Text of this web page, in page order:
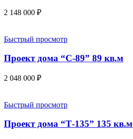
2 148 000 ₽
Быстрый просмотр
Проект дома “С-89” 89 кв.м
2 048 000 ₽
Быстрый просмотр
Проект дома “Т-135” 135 кв.м